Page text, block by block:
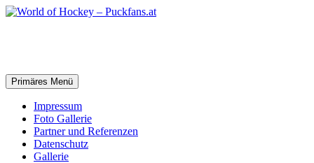
Zum
Suchen
Primäres Menü
Impressum
Foto Gallerie
Partner und Referenzen
Datenschutz
Gallerie